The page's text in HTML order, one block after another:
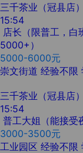
三千茶业（冠县店）
15:54
店长（限普工，白
5000+）
5000-6000元
崇文街道 经验不限
三千茶业（冠县店）
15:54
普工大姐（能接受
3000-3500元
工业园区 经验不限